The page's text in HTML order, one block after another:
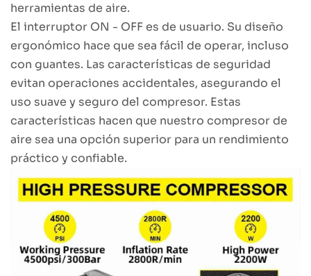
herramientas de aire.
El interruptor ON - OFF es de usuario. Su diseño
ergonómico hace que sea fácil de operar, incluso
con guantes. Las características de seguridad
evitan operaciones accidentales, asegurando el
uso suave y seguro del compresor. Estas
características hacen que nuestro compresor de
aire sea una opción superior para un rendimiento
práctico y confiable.